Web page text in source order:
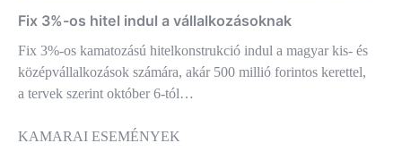
Fix 3%-os hitel indul a vállalkozásoknak
Fix 3%-os kamatozású hitelkonstrukció indul a magyar kis- és
középvállalkozások számára, akár 500 millió forintos kerettel,
a tervek szerint október 6-tól…
KAMARAI ESEMÉNYEK